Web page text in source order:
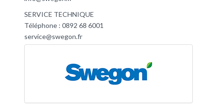
SERVICE TECHNIQUE
Téléphone : 0892 68 6001
service@swegon.fr